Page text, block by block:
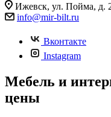
Ижевск, ул. Пойма, д.
info@mir-bilt.ru
Вконтакте
Instagram
Мебель и
цены